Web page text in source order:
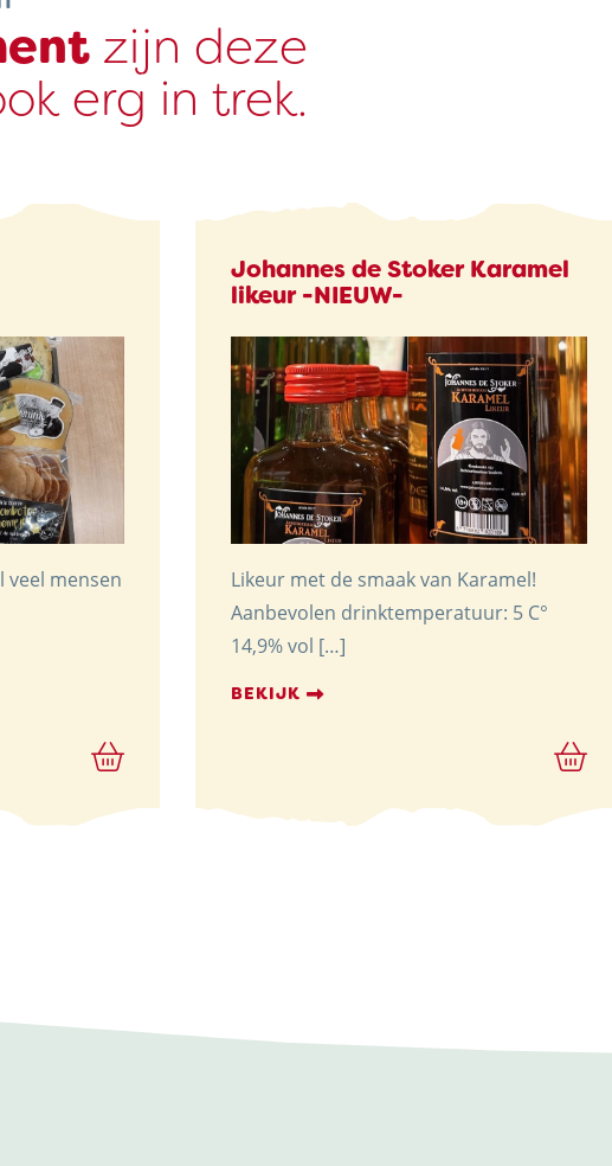
zijn deze
erg in trek.
veel mensen
Johannes de Stoker Karamel
likeur -NIEUW-
Likeur met de smaak van Karamel!
Aanbevolen drinktemperatuur: 5 C°
14,9% vol […]
BEKIJK